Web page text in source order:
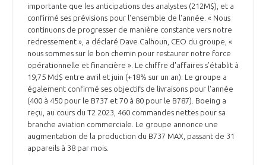
importante que les anticipations des analystes (212M$), et a
confirmé ses prévisions pour l'ensemble de l'année. « Nous
continuons de progresser de manière constante vers notre
redressement », a déclaré Dave Calhoun, CEO du groupe, «
nous sommes sur le bon chemin pour restaurer notre force
opérationnelle et financière ». Le chiffre d'affaires s’établit à
19,75 Md$ entre avril et juin (+18% sur un an). Le groupe a
également confirmé ses objectifs de livraisons pour l'année
(400 à 450 pour le B737 et 70 à 80 pour le B787). Boeing a
reçu, au cours du T2 2023, 460 commandes nettes pour sa
branche aviation commerciale. Le groupe annonce une
augmentation de la production du B737 MAX, passant de 31
appareils à 38 par mois.